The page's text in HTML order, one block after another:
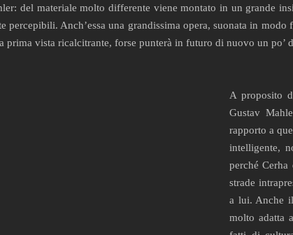
del materiale molto differente viene montato in un grande
percepibili. Anch’essa una grandissima opera, suonata in
prima vista ricalcitrante, forse punterà in futuro di nuovo un po’
A proposito
Gustav
rapporto a
intelligente,
perché
strade
a lui. Anche
molto adatta